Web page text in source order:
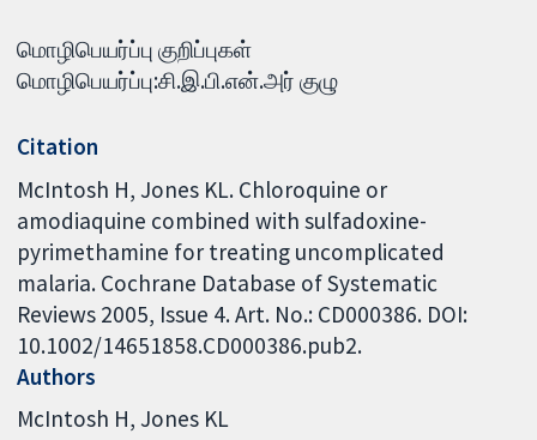
மொழிபெயர்ப்பு குறிப்புகள்
மொழிபெயர்ப்பு:சி.இ.பி.என்.அர் குழு
Citation
McIntosh H, Jones KL. Chloroquine or
amodiaquine combined with sulfadoxine-
pyrimethamine for treating uncomplicated
malaria. Cochrane Database of Systematic
Reviews 2005, Issue 4. Art. No.: CD000386. DOI:
10.1002/14651858.CD000386.pub2.
Authors
McIntosh H Jones KL